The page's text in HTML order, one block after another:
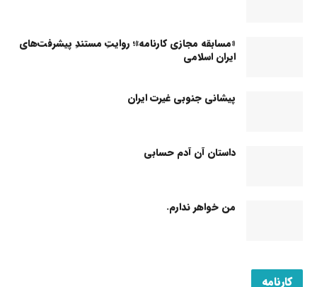
«مسابقه مجازی کارنامه»؛ روایتِ مستندِ پیشرفت‌های
ایران اسلامی
پیشانی جنوبی غیرت ایران
داستان آن آدم حسابی
من خواهر ندارم.
کارنامه